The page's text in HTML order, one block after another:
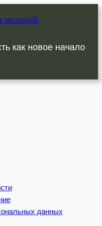
молодей
как новое начало
данных